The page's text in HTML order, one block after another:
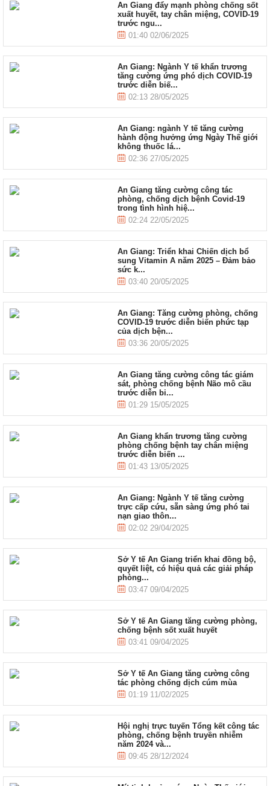
An Giang đẩy mạnh phòng chống sốt
xuất huyết, tay chân miệng, COVID-19
trước ngu...
01:40 02/06/2025
An Giang: Ngành Y tế khẩn trương
tăng cường ứng phó dịch COVID-19
trước diễn biế...
02:13 28/05/2025
An Giang: ngành Y tế tăng cường
hành động hưởng ứng Ngày Thế giới
không thuốc lá...
02:36 27/05/2025
An Giang tăng cường công tác
phòng, chống dịch bệnh Covid-19
trong tình hình hiệ...
02:24 22/05/2025
An Giang: Triển khai Chiến dịch bổ
sung Vitamin A năm 2025 – Đảm bảo
sức k...
03:40 20/05/2025
An Giang: Tăng cường phòng, chống
COVID-19 trước diễn biến phức tạp
của dịch bện...
03:36 20/05/2025
An Giang tăng cường công tác giám
sát, phòng chống bệnh Não mô cầu
trước diễn bi...
01:29 15/05/2025
An Giang khẩn trương tăng cường
phòng chống bệnh tay chân miệng
trước diễn biến ...
01:43 13/05/2025
An Giang: Ngành Y tế tăng cường
trực cấp cứu, sẵn sàng ứng phó tai
nạn giao thôn...
02:02 29/04/2025
Sở Y tế An Giang triển khai đồng bộ,
quyết liệt, có hiệu quả các giải pháp
phòng...
03:47 09/04/2025
Sở Y tế An Giang tăng cường phòng,
chống bệnh sốt xuất huyết
03:41 09/04/2025
Sở Y tế An Giang tăng cường công
tác phòng chống dịch cúm mùa
01:19 11/02/2025
Hội nghị trực tuyến Tổng kết công tác
phòng, chống bệnh truyền nhiễm
năm 2024 và...
09:45 28/12/2024